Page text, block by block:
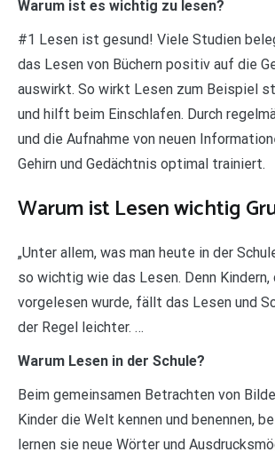
Warum ist es wichtig zu lesen?
#1 Lesen ist gesund! Viele Studien
das Lesen von Büchern positiv auf die
auswirkt. So wirkt Lesen zum Beispiel
und hilft beim Einschlafen. Durch
und die Aufnahme von neuen
Gehirn und Gedächtnis optimal trainiert.
Warum ist Lesen wichtig
„Unter allem, was man heute in der
so wichtig wie das Lesen. Denn Kindern,
vorgelesen wurde, fällt das Lesen und
der Regel leichter. …
Warum Lesen in der Schule?
Beim gemeinsamen Betrachten von
Kinder die Welt kennen und benennen,
lernen sie neue Wörter und